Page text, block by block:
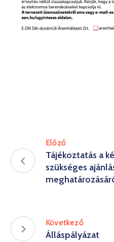
Előző
Tájékoztatás a
szükséges
Következő
Álláspályázat